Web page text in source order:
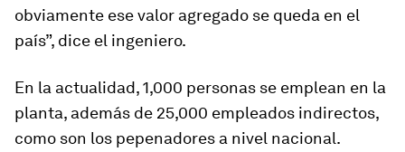
obviamente ese valor agregado se queda en el
país”, dice el ingeniero.
En la actualidad, 1,000 personas se emplean en la
planta, además de 25,000 empleados indirectos,
como son los pepenadores a nivel nacional.